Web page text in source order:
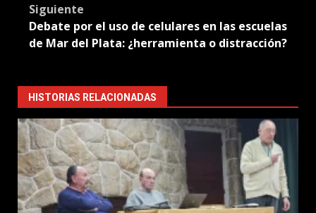
Siguiente
Debate por el uso de celulares en las escuelas
de Mar del Plata: ¿herramienta o distracción?
HISTORIAS RELACIONADAS